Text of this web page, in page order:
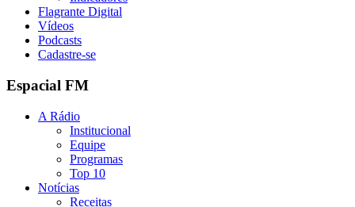
Flagrante Digital
Vídeos
Podcasts
Cadastre-se
Espacial FM
A Rádio
Institucional
Equipe
Programas
Top 10
Notícias
Receitas